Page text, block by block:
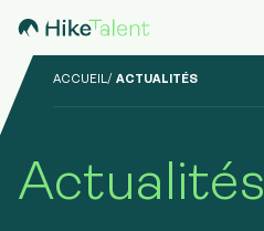
ACCUEIL ACTUALITÉS
Actualités